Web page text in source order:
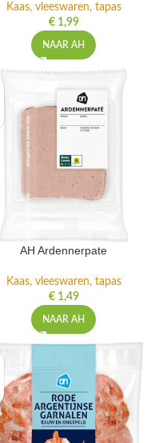
Kaas, vleeswaren, tapas
€1,99
NAAR AH
AH Ardennerpate
Kaas, vleeswaren, tapas
€1,49
NAAR AH